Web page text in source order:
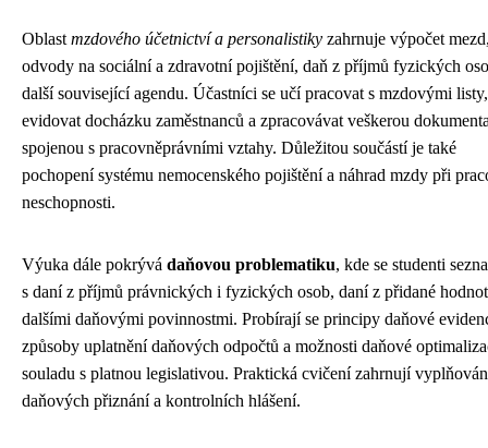
Oblast mzdového účetnictví a personalistiky zahrnuje výpočet
odvody na sociální a zdravotní pojištění, daň z příjmů fyzických
další související agendu. Účastníci se učí pracovat s mzdovými listy,
evidovat docházku zaměstnanců a zpracovávat veškerou
spojenou s pracovněprávními vztahy. Důležitou součástí je také
pochopení systému nemocenského pojištění a náhrad mzdy při
neschopnosti.
Výuka dále pokrývá daňovou problematiku, kde se studenti
s daní z příjmů právnických i fyzických osob, daní z přidané
dalšími daňovými povinnostmi. Probírají se principy daňové
způsoby uplatnění daňových odpočtů a možnosti daňové
souladu s platnou legislativou. Praktická cvičení zahrnují
daňových přiznání a kontrolních hlášení.